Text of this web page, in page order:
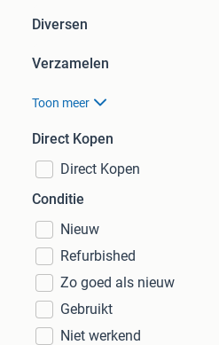
Diversen
Verzamelen
Toon meer
Direct Kopen
Direct Kopen
Conditie
Nieuw
Refurbished
Zo goed als nieuw
Gebruikt
Niet werkend